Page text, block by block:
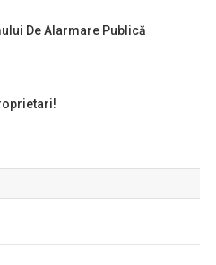
De Alarmare Publică